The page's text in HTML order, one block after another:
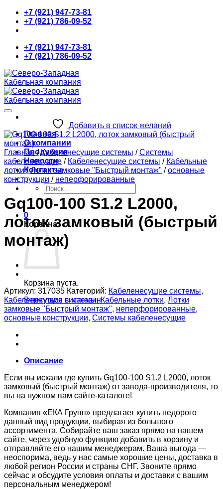
Skip
content
+7 (921) 947-73-81
+7 (921) 786-09-52
+7 (921) 947-73-81
+7 (921) 786-09-52
Главная
О компании
Продукция
Новости
Контакты
Искать:
0
Корзина
Корзина пуста.
Вернуться в магазин
Добавить в список желаний
Главная / Кабеленесущие системы / Системы
кабеленесущие / Кабеленесущие системы / Кабельные
лотки / Лотки замковые "Быстрый монтаж" / основные
конструкции / неперфорированные
Gq100-100 S1.2 L2000,
лоток замковый (быстрый
монтаж)
Артикул: 317035 Категорий: Кабеленесущие системы,
Кабеленесущие системы,Кабельные лотки, Лотки
замковые "Быстрый монтаж", неперфорированные,
основные конструкции, Системы кабеленесущие
Описание
Если вы искали где купить Gq100-100 S1.2 L2000, лоток
замковый (быстрый монтаж) от завода-производителя, то
вы на нужном вам сайте-каталоге!
Компания «ЕКА Групп» предлагает купить недорого
данный вид продукции, выбирая из большого
ассортимента. Собирайте ваш заказ прямо на нашем
сайте, через удобную функцию добавить в корзину и
отправляйте его нашим менеджерам. Ваша выгода —
неоспорима, ведь у нас самые хорошие цены, доставка в
любой регион России и страны СНГ. Звоните прямо
сейчас и обсудите условия оплаты и доставки с вашим
персональным менеджером!